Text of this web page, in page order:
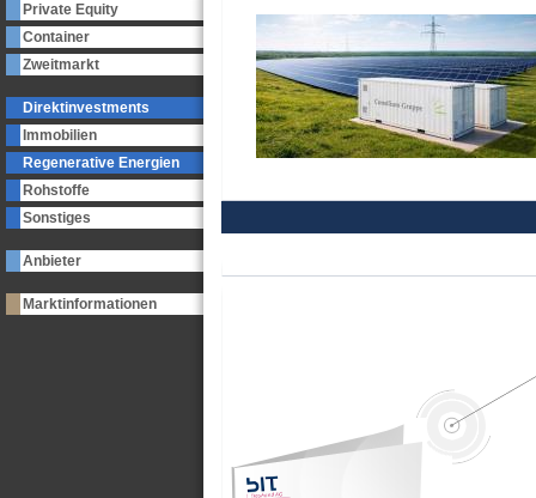
Private Equity
Container
Zweitmarkt
Direktinvestments
Immobilien
Regenerative Energien
Rohstoffe
Sonstiges
Anbieter
Marktinformationen